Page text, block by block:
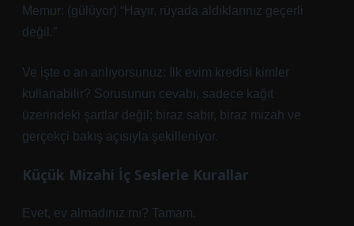
Memur: (gülüyor) “Hayır, rüyada aldıklarınız geçerli
değil.”
Ve işte o an anlıyorsunuz: İlk evim kredisi kimler
kullanabilir? Sorusunun cevabı, sadece kağıt
üzerindeki şartlar değil; biraz sabır, biraz mizah ve
gerçekçi bakış açısıyla şekilleniyor.
Küçük Mizahi İç Seslerle Kurallar
Evet, ev almadınız mı? Tamam.